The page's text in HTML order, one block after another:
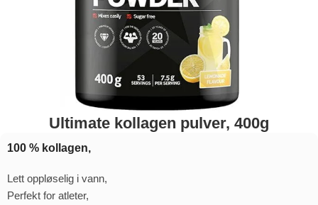
Ultimate kollagen pulver, 400g
100 % kollagen,
Lett oppløselig i vann,
Perfekt for atleter,